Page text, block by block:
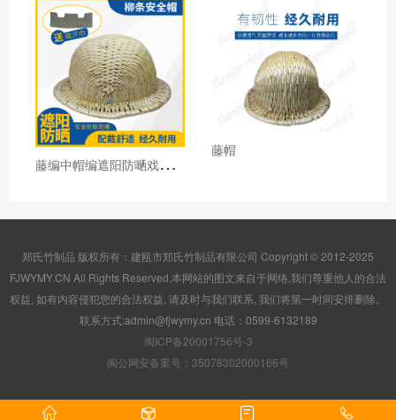
藤
编中帽编遮阳防嗮戏剧道具帽农民地里干活透气防晒工作劳保 藤帽
郑氏竹制品 版权所有：建瓯市郑氏竹制品有限公司 Copyright © 2012-2025
FJWYMY.CN All Rights Reserved.本网站的图文来自于网络,我们尊重他人的合法
权益, 如有内容侵犯您的合法权益, 请及时与我们联系, 我们将第一时间安排删除。
联系方式:admin@fjwymy.cn 电话：0599-6132189
闽ICP备20001756号-3
闽公网安备案号：35078302000166号